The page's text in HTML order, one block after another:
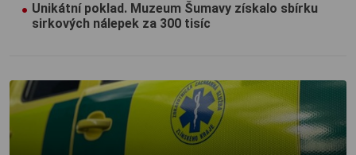
Unikátní poklad. Muzeum Šumavy získalo sbírku
sirkových nálepek za 300 tisíc